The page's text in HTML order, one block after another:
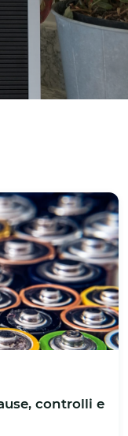
controlli e